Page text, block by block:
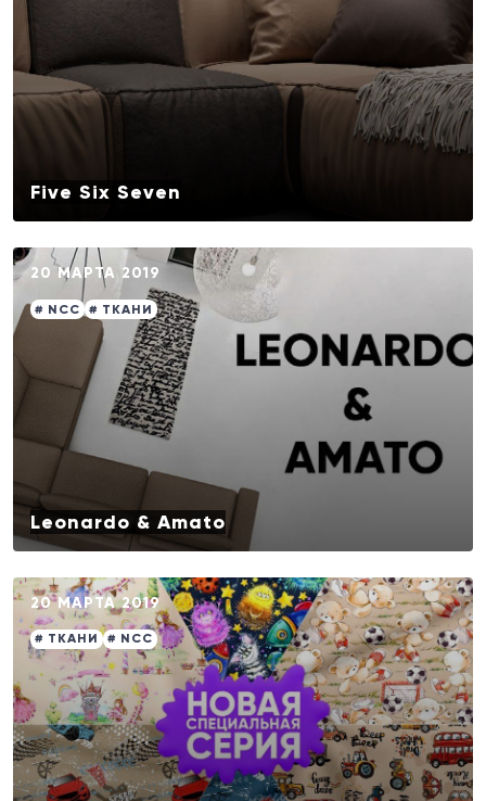
Five Six Seven
20 МАРТА 2019
# NCC # ТКАНИ
Leonardo & Amato
20 МАРТА 2019
# ТКАНИ # NCC